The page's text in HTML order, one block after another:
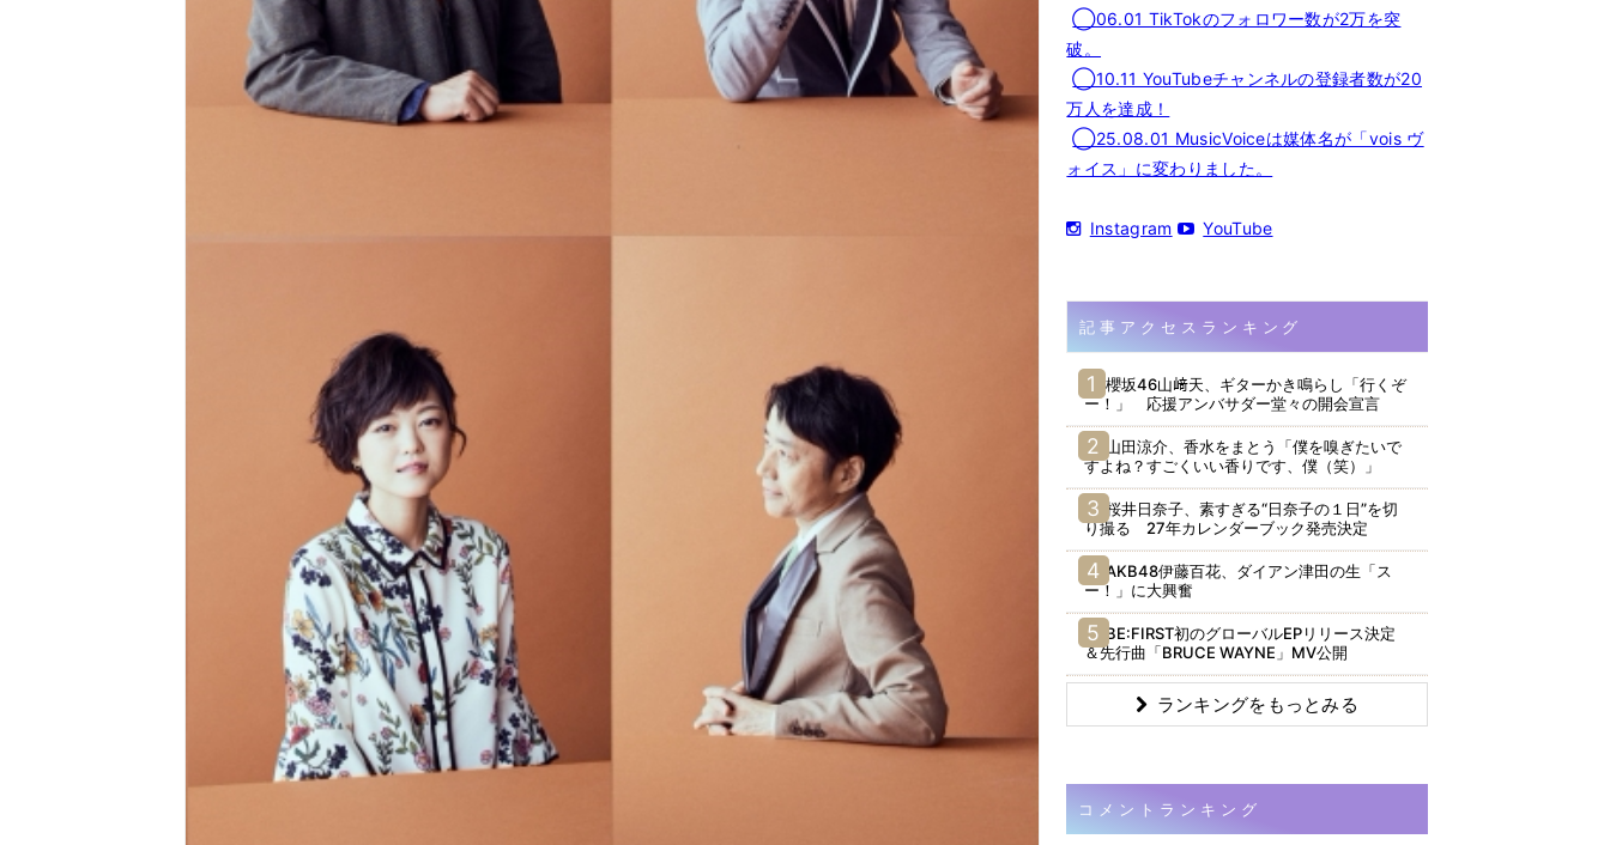
◯06.01 TikTokのフォロワー数が2万を突
破。
◯10.11 YouTubeチャンネルの登録者数が20
万人を達成！
◯25.08.01 MusicVoiceは媒体名が「vois ヴ
ォイス」に変わりました。
Instagram YouTube
記事アクセスランキング
櫻坂46山﨑天、ギターかき鳴らし「行くぞ
ー！」 応援アンバサダー堂々の開会宣言
山田涼介、香水をまとう「僕を嗅ぎたいで
すよね？すごくいい香りです、僕（笑）」
桜井日奈子、素すぎる“日奈子の１日”を切
り撮る 27年カレンダーブック発売決定
AKB48伊藤百花、ダイアン津田の生「ス
ー！」に大興奮
BE:FIRST初のグローバルEPリリース決定
＆先行曲「BRUCE WAYNE」MV公開
ランキングをもっとみる
コメントランキング